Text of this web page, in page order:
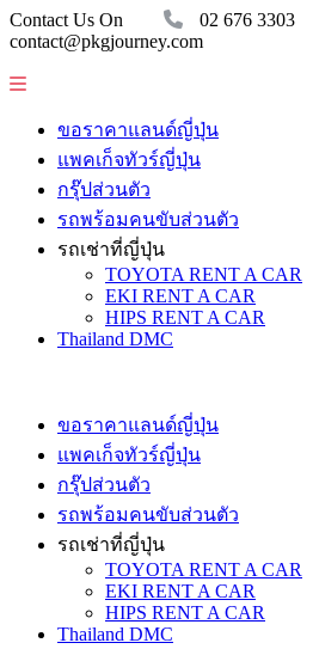
Contact Us On
02 676 3303
contact@pkgjourney.com
ขอราคาแลนด์ญี่ปุ่น
แพคเก็จทัวร์ญี่ปุ่น
กรุ๊ปส่วนตัว
รถพร้อมคนขับส่วนตัว
รถเช่าที่ญี่ปุ่น
TOYOTA RENT A CAR
EKI RENT A CAR
HIPS RENT A CAR
Thailand DMC
ขอราคาแลนด์ญี่ปุ่น
แพคเก็จทัวร์ญี่ปุ่น
กรุ๊ปส่วนตัว
รถพร้อมคนขับส่วนตัว
รถเช่าที่ญี่ปุ่น
TOYOTA RENT A CAR
EKI RENT A CAR
HIPS RENT A CAR
Thailand DMC